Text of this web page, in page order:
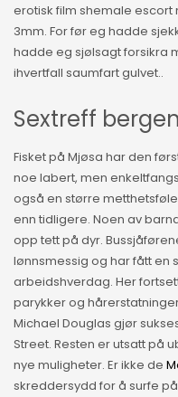
erotisk film shemale escort
3mm. For før eg hadde
hadde eg sjølsagt forsikra
ihvertfall saumfart gulvet..
Sextreff
Fisket på Mjøsa har den
noe labert, men
også en større
enn tidligere. Noen av
opp tett på dyr.
lønnsmessig og har fått en
arbeidshverdag. Her
parykker og
Michael Douglas gjør
Street. Resten er utsatt på
nye muligheter. Er ikke de
skreddersydd for å surfe